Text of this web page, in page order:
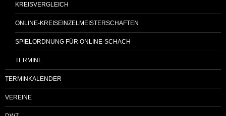
KREISVERGLEICH
ONLINE-KREISEINZELMEISTERSCHAFTEN
SPIELORDNUNG FÜR ONLINE-SCHACH
TERMINE
TERMINKALENDER
VEREINE